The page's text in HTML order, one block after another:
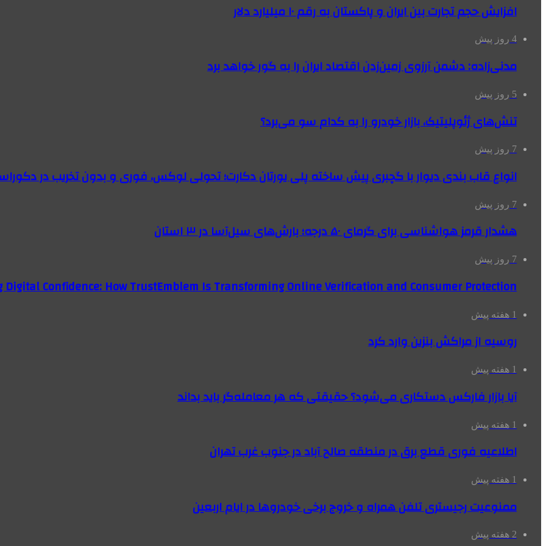
افزایش حجم تجارت بین ایران و پاکستان به رقم ۱۰ میلیارد دلار
4 روز پیش
مدنی‌زاده: دشمن آرزوی زمین‌زدن اقتصاد ایران را به گور خواهد برد
5 روز پیش
تنش‌های ژئوپلیتیک، بازار خودرو را به کدام سو می‌برد؟
7 روز پیش
انواع قاب بندی دیوار با گچبری پیش ساخته پلی یورتان دکارت؛ تحولی لوکس، فوری و بدون تخریب در
7 روز پیش
هشدار قرمز هواشناسی برای گرمای ۵۰ درجه؛ بارش‌های سیل‌آسا در ۳ استان
7 روز پیش
Confidence: How TrustEmblem Is Transforming Online Verification and Consumer Protection
1 هفته پیش
روسیه از مراکش بنزین وارد کرد
1 هفته پیش
آیا بازار فارکس دستکاری می‌شود؟ حقیقتی که هر معامله‌گر باید بداند
1 هفته پیش
اطلاعیه فوری قطع برق در منطقه صالح آباد در جنوب غرب تهران
1 هفته پیش
ممنوعیت رجیستری تلفن همراه و خروج برخی خودروها در ایام اربعین
2 هفته پیش